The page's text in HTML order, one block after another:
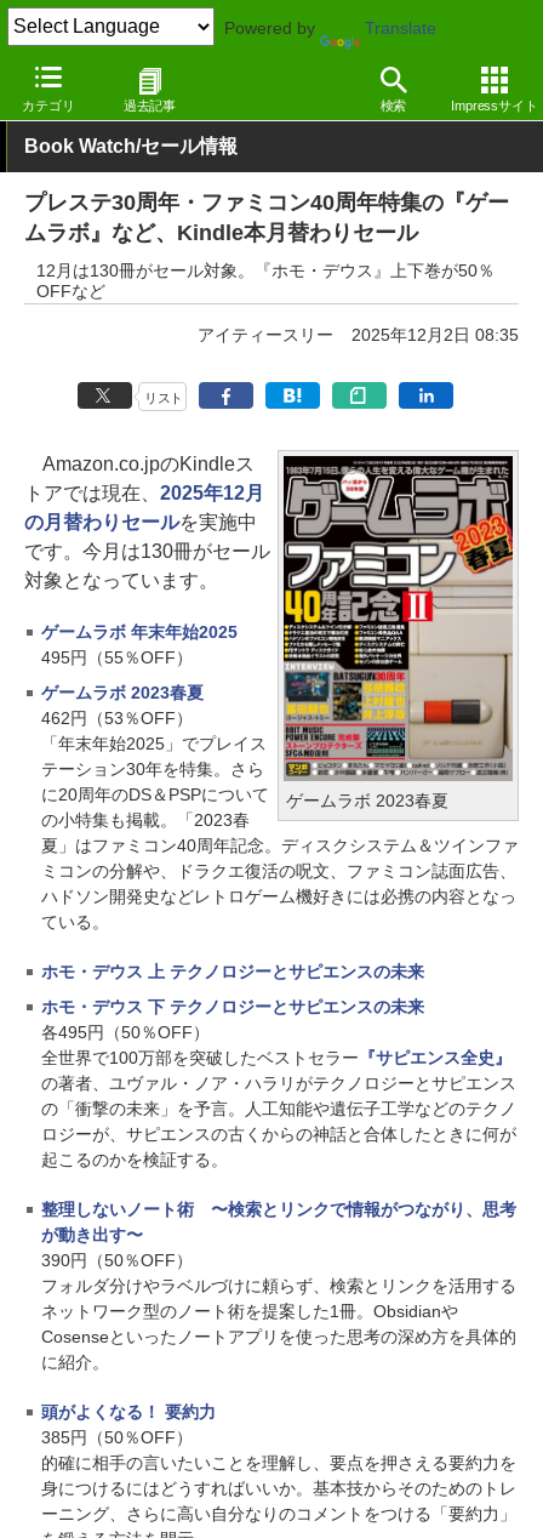
Powered by Translate
カテゴリ 過去記事 検索 Impressサイト
窓の杜 電子書籍・本
Book Watch/セール情報
プレステ30周年・ファミコン40周年特集の『ゲー
ムラボ』など、Kindle本月替わりセール
12月は130冊がセール対象。『ホモ・デウス』上下巻が50％
OFFなど
アイティースリー 2025年12月2日 08:35
リスト
ゲームラボ 2023春夏
Amazon.co.jpのKindleス
トアでは現在、 2025年12月
の月替わりセールを実施中
です。今月は130冊がセール
対象となっています。
ゲームラボ 年末年始2025
495円（55％OFF）
ゲームラボ 2023春夏
462円（53％OFF）
「年末年始2025」でプレイス
テーション30年を特集。さら
に20周年のDS＆PSPについて
の小特集も掲載。「2023春
夏」はファミコン40周年記念。ディスクシステム＆ツインファ
ミコンの分解や、ドラクエ復活の呪文、ファミコン誌面広告、
ハドソン開発史などレトロゲーム機好きには必携の内容となっ
ている。
ホモ・デウス 上 テクノロジーとサピエンスの未来
ホモ・デウス 下 テクノロジーとサピエンスの未来
各495円（50％OFF）
全世界で100万部を突破したベストセラー 『サピエンス全史』
の著者、ユヴァル・ノア・ハラリがテクノロジーとサピエンス
の「衝撃の未来」を予言。人工知能や遺伝子工学などのテクノ
ロジーが、サピエンスの古くからの神話と合体したときに何が
起こるのかを検証する。
整理しないノート術 〜検索とリンクで情報がつながり、思考
が動き出す〜
390円（50％OFF）
フォルダ分けやラベルづけに頼らず、検索とリンクを活用する
ネットワーク型のノート術を提案した1冊。Obsidianや
Cosenseといったノートアプリを使った思考の深め方を具体的
に紹介。
頭がよくなる！ 要約力
385円（50％OFF）
的確に相手の言いたいことを理解し、要点を押さえる要約力を
身につけるにはどうすればいいか。基本技からそのためのトレ
ーニング、さらに高い自分なりのコメントをつける「要約力」